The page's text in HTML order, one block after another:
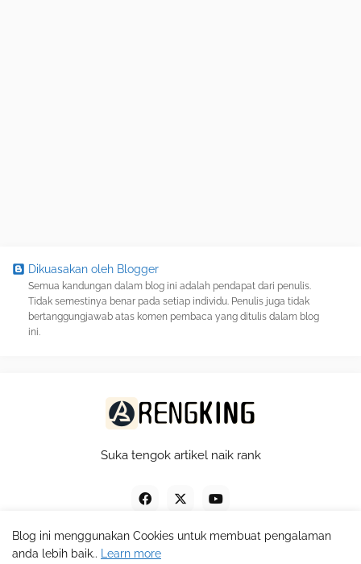
Dikuasakan oleh Blogger
Semua kandungan dalam blog ini adalah pendapat dari penulis.
Tidak semestinya benar pada setiap individu. Penulis juga tidak
bertanggungjawab atas komen pembaca yang ditulis dalam blog
ini.
Suka tengok artikel naik rank
Blog ini menggunakan Cookies untuk membuat pengalaman
anda lebih baik..
Learn more